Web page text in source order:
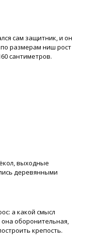
сам защитник, и он
по размерам ниш рост
сантиметров.
выходные
деревянными
а какой смысл
оборонительная,
крепость.